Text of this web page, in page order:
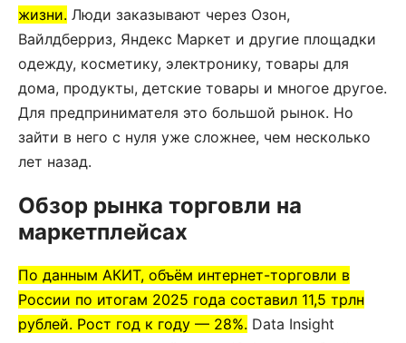
жизни. Люди заказывают через Озон,
Вайлдберриз, Яндекс Маркет и другие площадки
одежду, косметику, электронику, товары для
дома, продукты, детские товары и многое другое.
Для предпринимателя это большой рынок. Но
зайти в него с нуля уже сложнее, чем несколько
лет назад.
Обзор рынка торговли на
маркетплейсах
По данным АКИТ, объём интернет-торговли в
России по итогам 2025 года составил 11,5 трлн
рублей. Рост год к году — 28%. Data Insight